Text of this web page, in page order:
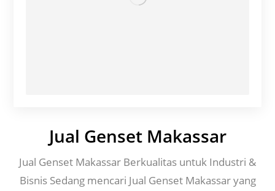
Jual Genset Makassar
Jual Genset Makassar Berkualitas untuk Industri &
Bisnis Sedang mencari Jual Genset Makassar yang